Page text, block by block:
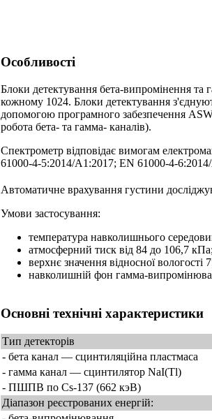
Особливості
Блоки детектування бета-випромінення та
кожному 1024. Блоки детектування
допомогою програмного забезпечення
робота бета- та гамма- каналів).
Спектрометр відповідає вимогам
61000-4-5:2014/A1:2017; EN 61000-4-
Автоматичне врахування густини
Умови застосування:
температура навколишнього
атмосферний тиск від 84 до 106,7 кПа;
верхнє значення відносної
навколишній фон гамма-
Основні технічні характеристики
Тип детекторів
- бета канал — сцинтиляційна пластмаса
- гамма канал — сцинтилятор NaI(Tl)
- ПШПВ по Cs-137 (662 кэВ)
Діапазон реєстрованих енергій: